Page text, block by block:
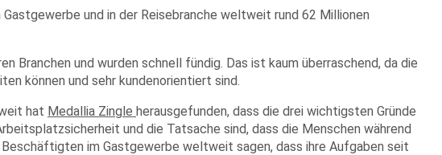
und in der Reisebranche weltweit rund 62 Millionen
Branchen und wurden schnell fündig. Das ist kaum überraschend, da die
können und sehr kundenorientiert sind.
hat Medallia Zingle herausgefunden, dass die drei wichtigsten Gründe
und die Tatsache sind, dass die Menschen während
im Gastgewerbe weltweit sagen, dass ihre Aufgaben seit